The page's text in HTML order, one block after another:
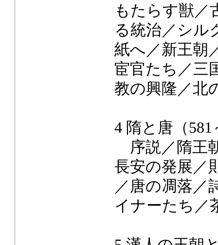
もたらす獣／
る統治／シル
紙へ／新王朝
宦官たち／三
教の興隆／北
4 隋と唐（581
序説／隋王
長安の発展／
／唐の凋落／
イナーたち／